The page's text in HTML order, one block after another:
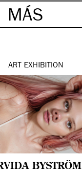
MÁS
ART EXHIBITION
BYSTRÖM